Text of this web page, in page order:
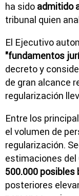
ha sido admitido
tribunal quien
El Ejecutivo
"fundamentos
decreto y
de gran alcance
regularización
Entre los
el volumen de
regularización.
estimaciones del
500.000 posibles
posteriores